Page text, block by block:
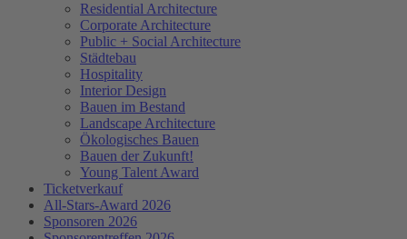
Residential Architecture
Corporate Architecture
Public + Social Architecture
Städtebau
Hospitality
Interior Design
Bauen im Bestand
Landscape Architecture
Ökologisches Bauen
Bauen der Zukunft!
Young Talent Award
Ticketverkauf
All-Stars-Award 2026
Sponsoren 2026